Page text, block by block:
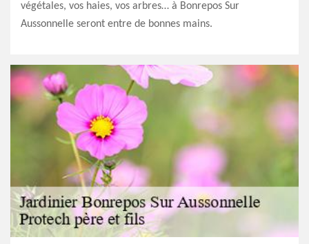
végétales, vos haies, vos arbres… à Bonrepos Sur
Aussonnelle seront entre de bonnes mains.